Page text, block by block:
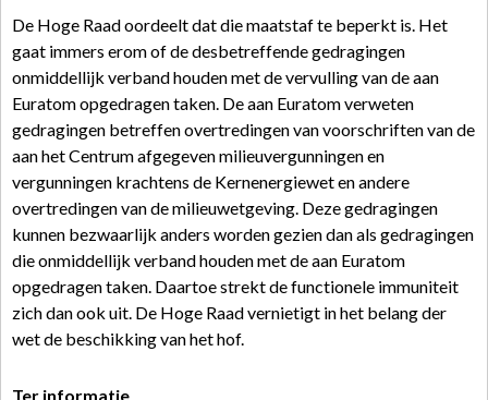
De Hoge Raad oordeelt dat die maatstaf te beperkt is. Het
gaat immers erom of de desbetreffende gedragingen
onmiddellijk verband houden met de vervulling van de aan
Euratom opgedragen taken. De aan Euratom verweten
gedragingen betreffen overtredingen van voorschriften van de
aan het Centrum afgegeven milieuvergunningen en
vergunningen krachtens de Kernenergiewet en andere
overtredingen van de milieuwetgeving. Deze gedragingen
kunnen bezwaarlijk anders worden gezien dan als gedragingen
die onmiddellijk verband houden met de aan Euratom
opgedragen taken. Daartoe strekt de functionele immuniteit
zich dan ook uit. De Hoge Raad vernietigt in het belang der
wet de beschikking van het hof.
Ter informatie